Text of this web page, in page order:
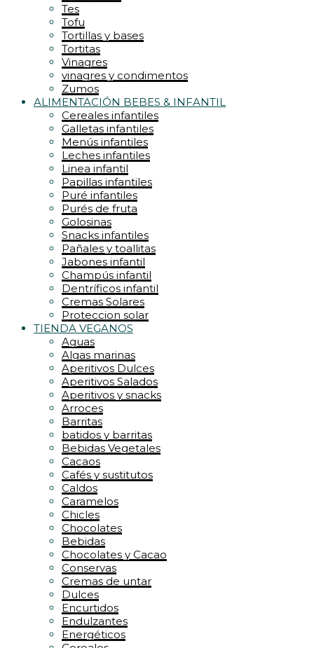
Tes
Tofu
Tortillas y bases
Tortitas
Vinagres
vinagres y condimentos
Zumos
ALIMENTACIÓN BEBES & INFANTIL
Cereales infantiles
Galletas infantiles
Menús infantiles
Leches infantiles
Linea infantil
Papillas infantiles
Puré infantiles
Purés de fruta
Golosinas
Snacks infantiles
Pañales y toallitas
Jabones infantil
Champús infantil
Dentríficos infantil
Cremas Solares
Proteccion solar
TIENDA VEGANOS
Aguas
Algas marinas
Aperitivos Dulces
Aperitivos Salados
Aperitivos y snacks
Arroces
Barritas
batidos y barritas
Bebidas Vegetales
Cacaos
Cafés y sustitutos
Caldos
Caramelos
Chicles
Chocolates
Bebidas
Chocolates y Cacao
Conservas
Cremas de untar
Dulces
Encurtidos
Endulzantes
Energéticos